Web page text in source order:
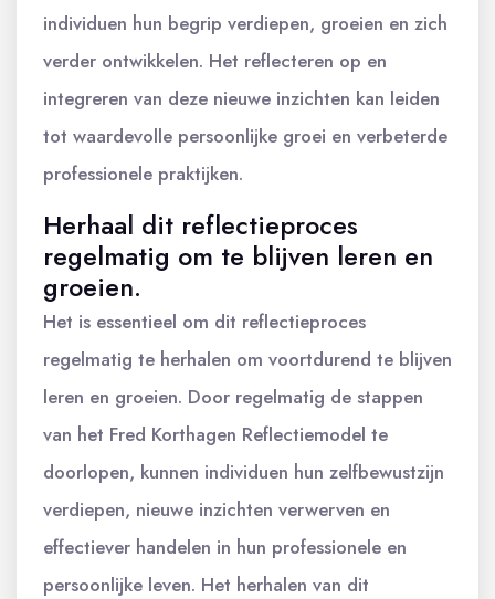
individuen hun begrip verdiepen, groeien en zich
verder ontwikkelen. Het reflecteren op en
integreren van deze nieuwe inzichten kan leiden
tot waardevolle persoonlijke groei en verbeterde
professionele praktijken.
Herhaal dit reflectieproces
regelmatig om te blijven leren en
groeien.
Het is essentieel om dit reflectieproces
regelmatig te herhalen om voortdurend te blijven
leren en groeien. Door regelmatig de stappen
van het Fred Korthagen Reflectiemodel te
doorlopen, kunnen individuen hun zelfbewustzijn
verdiepen, nieuwe inzichten verwerven en
effectiever handelen in hun professionele en
persoonlijke leven. Het herhalen van dit